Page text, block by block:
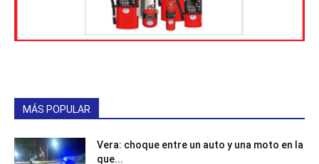
MÁS POPULAR
Vera: choque entre un auto y una moto en la
que...